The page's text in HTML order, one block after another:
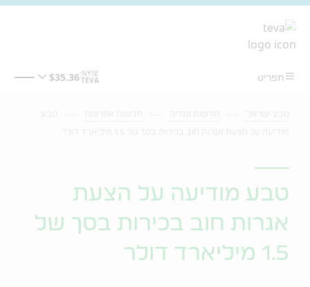
טבע מודיעה על הצעת
אגרות חוב בכירות בסך של
1.5 מיליארד דולר